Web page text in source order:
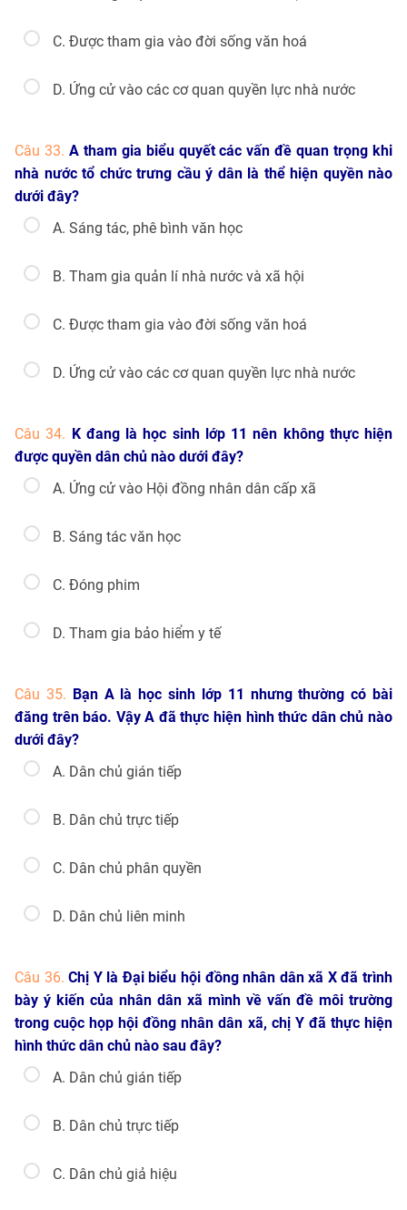
C. Được tham gia vào đời sống văn hoá
D. Ứng cử vào các cơ quan quyền lực nhà nước
Câu 33. A tham gia biểu quyết các vấn đề quan trọng khi
nhà nước tổ chức trưng cầu ý dân là thể hiện quyền nào
dưới đây?
A. Sáng tác, phê bình văn học
B. Tham gia quản lí nhà nước và xã hội
C. Được tham gia vào đời sống văn hoá
D. Ứng cử vào các cơ quan quyền lực nhà nước
Câu 34. K đang là học sinh lớp 11 nên không thực hiện
được quyền dân chủ nào dưới đây?
A. Ứng cử vào Hội đồng nhân dân cấp xã
B. Sáng tác văn học
C. Đóng phim
D. Tham gia bảo hiểm y tế
Câu 35. Bạn A là học sinh lớp 11 nhưng thường có bài
đăng trên báo. Vậy A đã thực hiện hình thức dân chủ nào
dưới đây?
A. Dân chủ gián tiếp
B. Dân chủ trực tiếp
C. Dân chủ phân quyền
D. Dân chủ liên minh
Câu 36.Chị Y là Đại biểu hội đồng nhân dân xã X đã trình
bày ý kiến của nhân dân xã mình về vấn đề môi trường
trong cuộc họp hội đồng nhân dân xã, chị Y đã thực hiện
hình thức dân chủ nào sau đây?
A. Dân chủ gián tiếp
B. Dân chủ trực tiếp
C. Dân chủ giả hiệu